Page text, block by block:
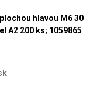
hlavou M6 30
A2 200 ks; 1059865